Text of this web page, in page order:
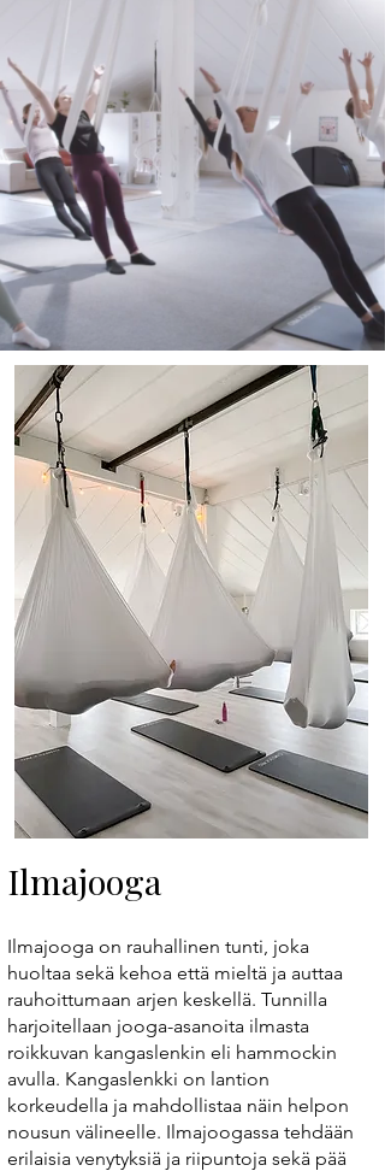
Ilmajooga
Ilmajooga on rauhallinen tunti, joka
huoltaa sekä kehoa että mieltä ja auttaa
rauhoittumaan arjen keskellä. Tunnilla
harjoitellaan jooga-asanoita ilmasta
roikkuvan kangaslenkin eli hammockin
avulla. Kangaslenkki on lantion
korkeudella ja mahdollistaa näin helpon
nousun välineelle. Ilmajoogassa tehdään
erilaisia venytyksiä ja riipuntoja sekä pää